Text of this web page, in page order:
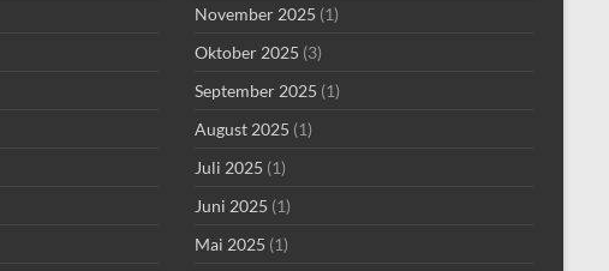
November 2025 (1)
Oktober 2025 (3)
September 2025 (1)
August 2025 (1)
Juli 2025 (1)
Juni 2025 (1)
Mai 2025 (1)